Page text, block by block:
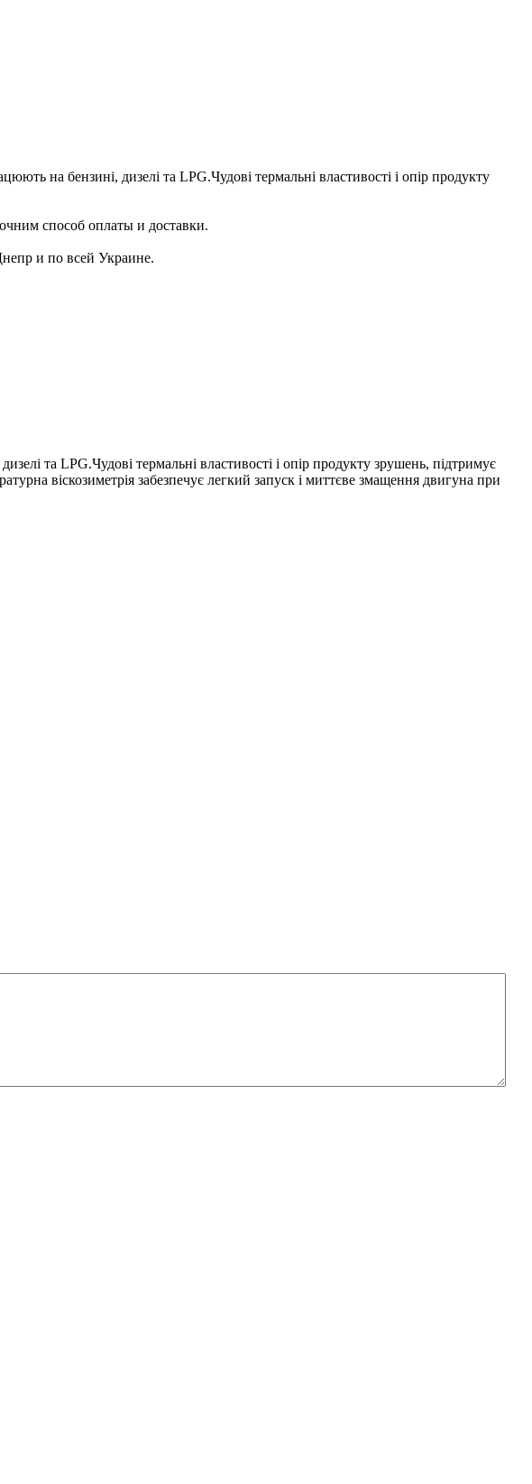
на бензині, дизелі та LPG.Чудові термальні властивості і опір продукту
способ оплаты и доставки.
и по всей Украине.
та LPG.Чудові термальні властивості і опір продукту зрушень, підтримує
віскозиметрія забезпечує легкий запуск і миттєве змащення двигуна при